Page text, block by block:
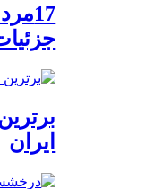
ایران